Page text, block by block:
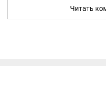
Читать